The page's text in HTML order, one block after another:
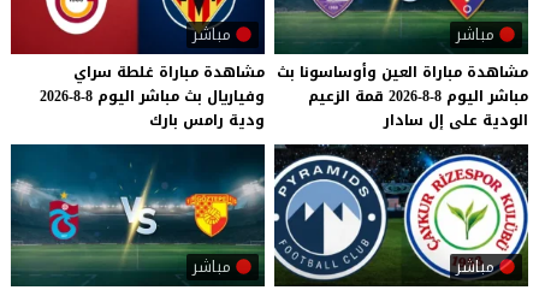
مباشر
مشاهدة مباراة العين وأوساسونا بث
مباشر اليوم 8-8-2026 قمة الزعيم
الودية على إل سادار
مباشر
مشاهدة مباراة غلطة سراي
وفياريال بث مباشر اليوم 8-8-2026
ودية رامس بارك
مباشر مباشر